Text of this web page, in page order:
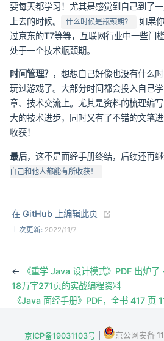
要每天都学习！尤其是感觉到自己到了
上去的时候。
什么时候是瓶颈期？
如果
过京东的T7等等，互联网行业中一些门
处于一个技术瓶颈期。
时间管理？ ，想想自己好像也没有什么
玩过游戏了。大部分时间都会投入自己
章、技术交流上。尤其是资料的梳理编
大的技术进步，同时又有了不错的文笔
收获！
最后，这不是面经手册终结，后续还再继
自己和他人都能有所收获！
在 GitHub 上编辑此页
上次更新: 2022/11/7
←
《重学 Java 设计模式》PDF 出炉
18万字271页的实战编程资料
《Java 面经手册》PDF，全书 417 页
京ICP备19031103号 京公网安备